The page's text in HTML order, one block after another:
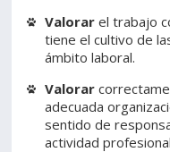
Valorarel trabajo
tiene el cultivo de
ámbito laboral.
Valorar
adecuada
sentido de
actividad